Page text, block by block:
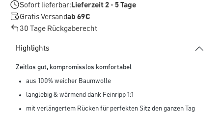
Sofort lieferbar:Lieferzeit 2 - 5 Tage
Gratis Versandab 69€
30 Tage Rückgaberecht
Highlights
Zeitlos gut, kompromisslos komfortabel
aus 100% weicher Baumwolle
langlebig & wärmend dank Feinripp 1:1
mit verlängertem Rücken für perfekten Sitz den ganzen Tag